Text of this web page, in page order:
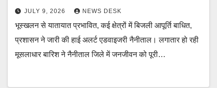
JULY 9, 2026 NEWS DESK
भूस्खलन से यातायात प्रभावित, कई क्षेत्रों में बिजली आपूर्ति बाधित,
प्रशासन ने जारी की हाई अलर्ट एडवाइजरी नैनीताल। लगातार हो रही
मूसलाधार बारिश ने नैनीताल जिले में जनजीवन को पूरी…